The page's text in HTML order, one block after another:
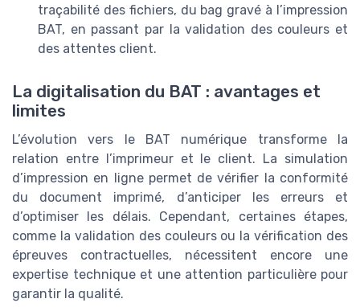
traçabilité des fichiers, du bag gravé à l’impression
BAT, en passant par la validation des couleurs et
des attentes client.
La digitalisation du BAT : avantages et
limites
L’évolution vers le BAT numérique transforme la
relation entre l’imprimeur et le client. La simulation
d’impression en ligne permet de vérifier la conformité
du document imprimé, d’anticiper les erreurs et
d’optimiser les délais. Cependant, certaines étapes,
comme la validation des couleurs ou la vérification des
épreuves contractuelles, nécessitent encore une
expertise technique et une attention particulière pour
garantir la qualité.